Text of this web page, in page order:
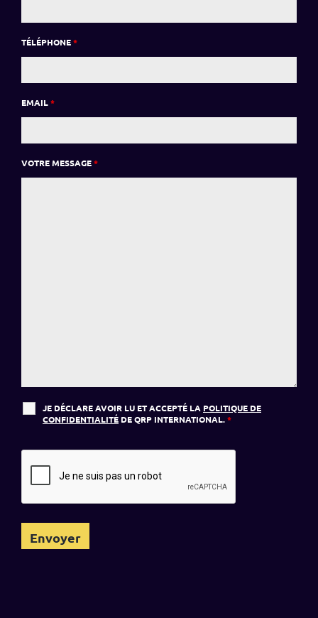
TÉLÉPHONE*
EMAIL*
VOTRE MESSAGE*
JE DÉCLARE AVOIR LU ET ACCEPTÉ LA POLITIQUE DE
CONFIDENTIALITÉ DE QRP INTERNATIONAL.*